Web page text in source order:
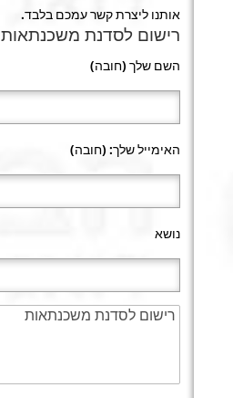
אותנו ליצרת קשר עמכם בלבד.
רישום לסדנת משכנתאות
השם שלך (חובה)
האימייל שלך: (חובה)
נושא